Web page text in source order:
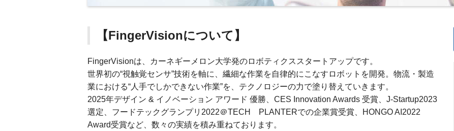
【FingerVisionについて】
FingerVisionは、カーネギーメロン大学発のロボティクススタートアップです。
世界初の“視触覚センサ”技術を軸に、繊細な作業を自律的にこなすロボットを開発。物流・製造
業における“人手でしかできない作業”を、テクノロジーの力で塗り替えていきます。
2025年デザイン & イノベーション アワード 優勝、CES Innovation Awards 受賞、J-Startup2023
選定、フードテックグランプリ2022＠TECH PLANTERでの企業賞受賞、HONGO AI2022
Award受賞など、数々の実績を積み重ねております。